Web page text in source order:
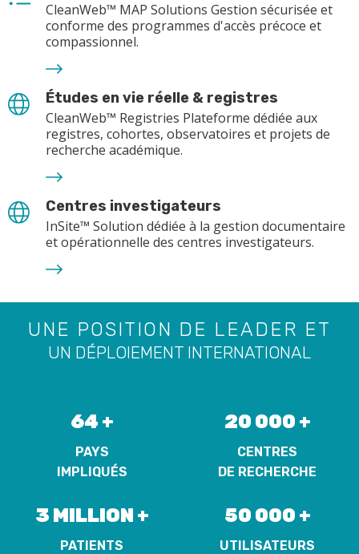
CleanWeb™ MAP Solutions Gestion sécurisée et
conforme des programmes d'accès précoce et
compassionnel.
Études en vie réelle & registres
CleanWeb™ Registries Plateforme dédiée aux
registres, cohortes, observatoires et projets de
recherche académique.
Centres investigateurs
InSite™ Solution dédiée à la gestion documentaire
et opérationnelle des centres investigateurs.
UNE POSITION DE LEADER ET
UN DÉPLOIEMENT INTERNATIONAL
64 +
PAYS
IMPLIQUÉS
20 000 +
CENTRES
DE RECHERCHE
3 MILLION +
PATIENTS
50 000 +
UTILISATEURS